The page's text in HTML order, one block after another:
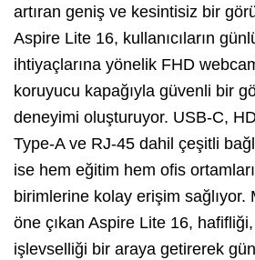
artıran geniş ve kesintisiz bir
Aspire Lite 16, kullanıcıların
ihtiyaçlarına yönelik FHD
koruyucu kapağıyla güvenli bir
deneyimi oluşturuyor. USB-C,
Type-A ve RJ-45 dahil çeşitli
ise hem eğitim hem ofis
birimlerine kolay erişim sağlıyor.
öne çıkan Aspire Lite 16,
işlevselliği bir araya getirerek